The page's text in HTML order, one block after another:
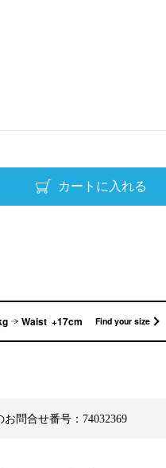
問合せ番号：74032369
Waist +17cm Find your size
カートに入れる